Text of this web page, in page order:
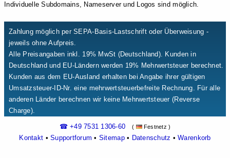
Individuelle Subdomains, Nameserver und Logos sind möglich.
Zahlung möglich per SEPA-Basis-Lastschrift oder Überweisung -
jeweils ohne Aufpreis.
Alle Preisangaben inkl. 19% MwSt (Deutschland). Kunden in
Deutschland und EU-Ländern werden 19% Mehrwertsteuer berechnet.
Kunden aus dem EU-Ausland erhalten bei Angabe ihrer gültigen
Umsatzsteuer-ID-Nr. eine mehrwertsteuerbefreite Rechnung. Für alle
anderen Länder berechnen wir keine Mehrwertsteuer (Reverse
Charge).
☎ +49 7531 1306-60 ( Festnetz )
Kontakt •Supportforum • Sitemap• Datenschutz •Warenkorb